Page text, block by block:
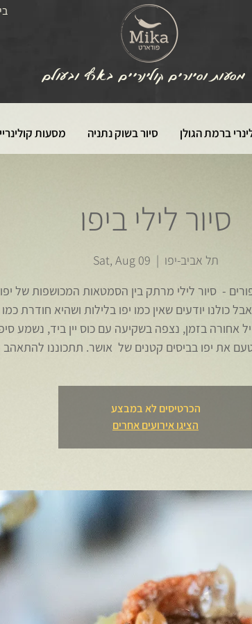
מסעות וסיורים קולינריים בארץ ובעולם
ברמת הגולן סיור בשוק נתניה מסעות
סיור לילי ביפו
Sat, Aug 09
  |
תל אביב-יפו
- סיור לילי מרתק בין הסמטאות המכושפות של
כולנו יודעים שאין כמו יפו בלילות ושהיא חודרת כמו
אחורה בזמן, נצפה בשקיעה עם כוס יין ביד, נשמע
הכרטיסים לא במבצע
הציגו אירועים אחרים